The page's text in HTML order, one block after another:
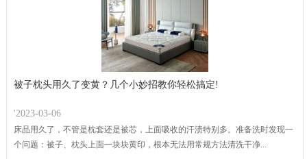
被子枕头用久了变黄？几个小妙招教你轻松搞定!
'2023-03-06
床品用久了，不管是枕套还是被芯，上面吸收的汗渍特别多。准备洗时发现一
个问题：被子、枕头上面一块块黄印，根本无法用常规方法清洗干净...